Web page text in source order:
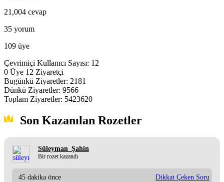
21,004 cevap
35 yorum
109 üye
Çevrimiçi Kullanıcı Sayısı: 12
0 Üye 12 Ziyaretçi
Bugünkü Ziyaretler: 2181
Dünkü Ziyaretler: 9566
Toplam Ziyaretler: 5423620
Son Kazanılan Rozetler
Süleyman_Şahin
Bir rozet kazandı
45 dakika önce Dikkat Çeken Soru